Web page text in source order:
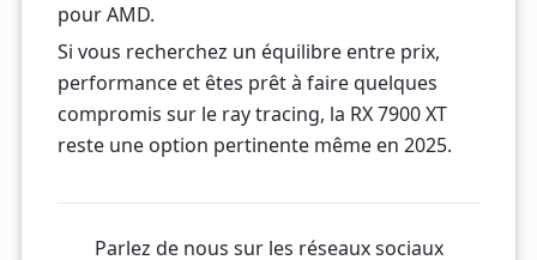
pour AMD.
Si vous recherchez un équilibre entre prix,
performance et êtes prêt à faire quelques
compromis sur le ray tracing, la RX 7900 XT
reste une option pertinente même en 2025.
Parlez de nous sur les réseaux sociaux